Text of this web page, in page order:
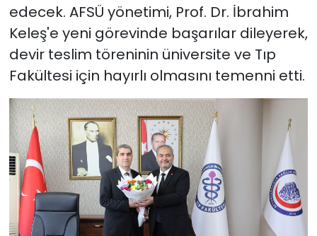
edecek. AFSÜ yönetimi, Prof. Dr. İbrahim
Keleş'e yeni görevinde başarılar dileyerek,
devir teslim töreninin üniversite ve Tıp
Fakültesi için hayırlı olmasını temenni etti.